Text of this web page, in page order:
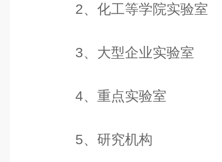
2、化工等学院实验室
3、大型企业实验室
4、重点实验室
5、研究机构